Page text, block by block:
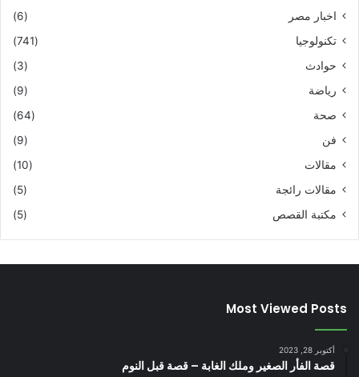
اخبار مصر
(6)
تكنولوجيا
(741)
حوادث
(3)
رياضة
(9)
صحة
(64)
فن
(9)
مقالات
(10)
مقالات رائجة
(5)
مكتبة القصص
(5)
Most Viewed Posts
أكتوبر 28, 2023
قصة الفأر الصغير وملك الغابة – قصة قبل النوم